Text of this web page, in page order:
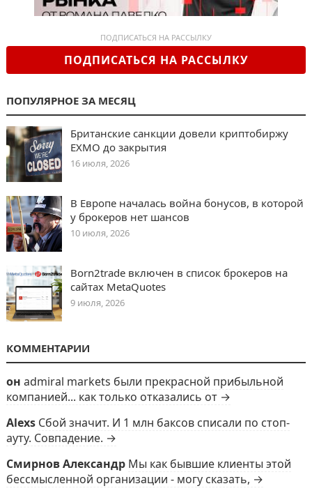
ПОДПИСАТЬСЯ НА РАССЫЛКУ
ПОДПИСАТЬСЯ НА РАССЫЛКУ
ПОПУЛЯРНОЕ ЗА МЕСЯЦ
Британские санкции довели криптобиржу
EXMO до закрытия
16 июля, 2026
В Европе началась война бонусов, в которой
у брокеров нет шансов
10 июля, 2026
Born2trade включен в список брокеров на
сайтах MetaQuotes
9 июля, 2026
КОММЕНТАРИИ
он admiral markets были прекрасной прибыльной
компанией... как только отказались от →
Alexs Сбой значит. И 1 млн баксов списали по стоп-
ауту. Совпадение. →
Смирнов Александр Мы как бывшие клиенты этой
бессмысленной организации - могу сказать, →